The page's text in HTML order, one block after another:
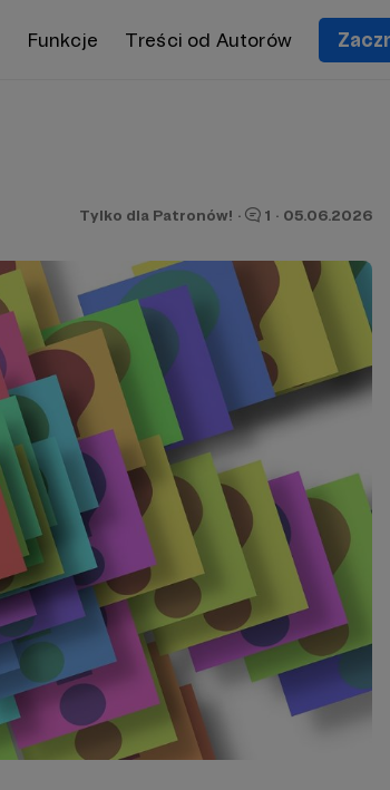
Funkcje Treści od Autorów
Tylko dla Patronów! · 1 · 05.06.2026